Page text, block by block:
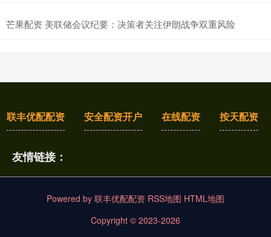
芒果配资 美联储会议纪要：决策者关注伊朗战争双重风险
联丰优配配资 安全配资开户 在线配资 按天配资
友情链接：
Powered by 联丰优配配资 RSS地图 HTML地图
Copyright © 2023-2026